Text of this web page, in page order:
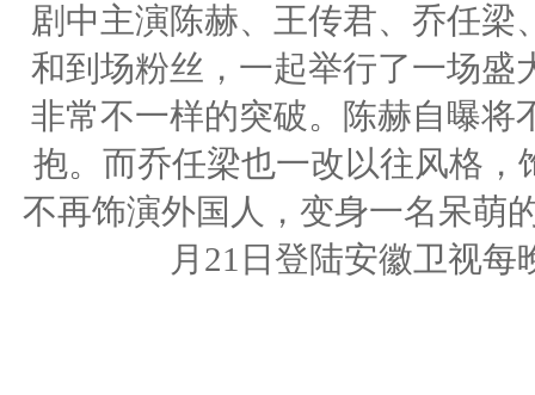
剧中主演陈赫、王传君、乔任
和到场粉丝，一起举行了一场盛
非常不一样的突破。陈赫自曝将
抱。而乔任梁也一改以往风格，
不再饰演外国人，变身一名呆萌
月21日登陆安徽卫视每